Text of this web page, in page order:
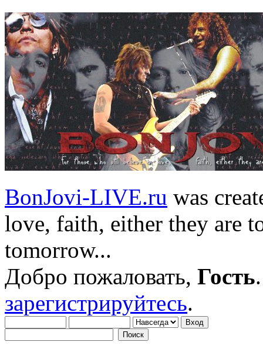
BonJovi-LIVE.ru was
love, faith, either they are
tomorrow...
Добро пожаловать, Гость
зарегистрируйтесь.